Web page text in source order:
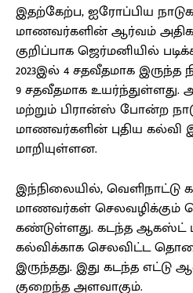
இதற்கேற்ப, ஐரோப்பிய
மாணவர்களின் ஆர்வம்
குறிப்பாக ஜெர்மனியில்
2023இல் 4 சதவீதமாக இருந்த
9 சதவீதமாக
மற்றும் பிரான்ஸ் போன்ற
மாணவர்களின் புதிய கல்வி
மாறியுள்ளன.
இந்நிலையில், வெளிநாட்டு
மாணவர்கள் செலவழிக்கும்
கண்டுள்ளது. கடந்த ஆகஸ்ட்
கல்விக்காக செலவிட்ட
இருந்தது. இது கடந்த
குறைந்த அளவாகும்.